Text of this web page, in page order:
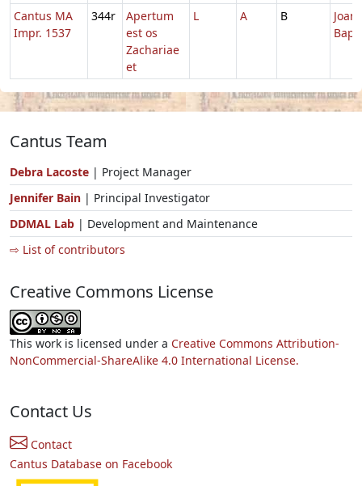
Cantus MA
Impr. 1537
344r
Apertum
est os
Zachariae
et
L A B
Cantus Team
Debra Lacoste | Project Manager
Jennifer Bain | Principal Investigator
DDMAL Lab | Development and Maintenance
⇨ List of contributors
Creative Commons License
This work is licensed under a Creative Commons Attribution-
NonCommercial-ShareAlike 4.0 International License.
Contact Us
Contact
Cantus Database on Facebook